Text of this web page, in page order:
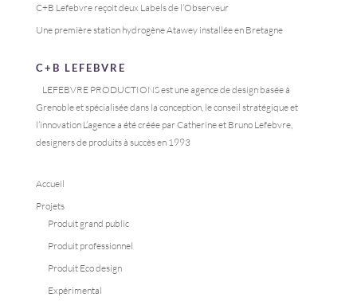
C+B Lefebvre reçoit deux Labels de l’Observeur
Une première station hydrogène Atawey installée en Bretagne
C+B LEFEBVRE
LEFEBVRE PRODUCTIONS est une agence de design basée à
Grenoble et spécialisée dans la conception, le conseil stratégique et
l’innovation L’agence a été créée par Catherine et Bruno Lefebvre,
designers de produits à succès en 1993
Accueil
Projets
Produit grand public
Produit professionnel
Produit Eco design
Expérimental